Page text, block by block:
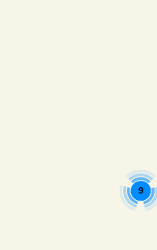
9